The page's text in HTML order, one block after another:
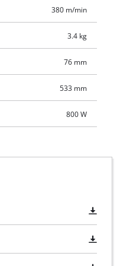
380 m/min
3.4 kg
76 mm
533 mm
800 W